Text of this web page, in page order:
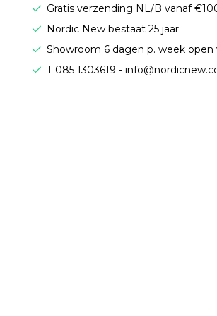
Gratis verzending NL/B vanaf
Nordic New bestaat 25 jaar
Showroom 6 dagen p. week open
T 085 1303619 -